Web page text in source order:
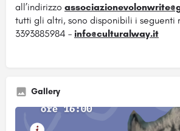
all’indirizzo
tutti gli altri, sono disponibili i seguenti
3393885984 – info@culturalway.it
Gallery